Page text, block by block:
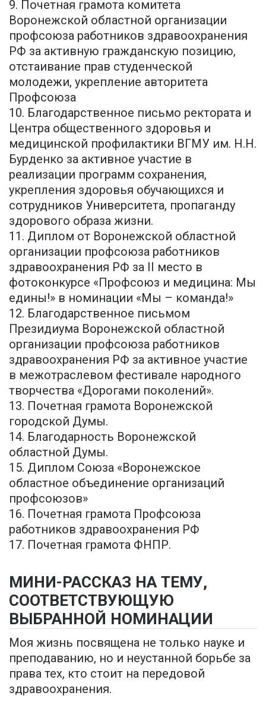
9. Почетная грамота комитета
Воронежской областной организации
профсоюза работников здравоохранения
РФ за активную гражданскую позицию,
отстаивание прав студенческой
молодежи, укрепление авторитета
Профсоюза
10. Благодарственное письмо ректората и
Центра общественного здоровья и
медицинской профилактики ВГМУ им. Н.Н.
Бурденко за активное участие в
реализации программ сохранения,
укрепления здоровья обучающихся и
сотрудников Университета, пропаганду
здорового образа жизни.
11. Диплом от Воронежской областной
организации профсоюза работников
здравоохранения РФ за II место в
фотоконкурсе «Профсоюз и медицина: Мы
едины!» в номинации «Мы – команда!»
12. Благодарственное письмом
Президиума Воронежской областной
организации профсоюза работников
здравоохранения РФ за активное участие
в межотраслевом фестивале народного
творчества «Дорогами поколений».
13. Почетная грамота Воронежской
городской Думы.
14. Благодарность Воронежской
областной Думы.
15. Диплом Союза «Воронежское
областное объединение организаций
профсоюзов»
16. Почетная грамота Профсоюза
работников здравоохранения РФ
17. Почетная грамота ФНПР.
МИНИ-РАССКАЗ НА ТЕМУ,
СООТВЕТСТВУЮЩУЮ
ВЫБРАННОЙ НОМИНАЦИИ
Моя жизнь посвящена не только науке и
преподаванию, но и неустанной борьбе за
права тех, кто стоит на передовой
здравоохранения.